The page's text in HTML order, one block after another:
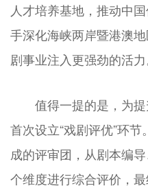
人才培养基地，推动中
手深化海峡两岸暨港澳
剧事业注入更强劲的活力
值得一提的是，为
首次设立“戏剧评优”环
成的评审团，从剧本编
个维度进行综合评价，最